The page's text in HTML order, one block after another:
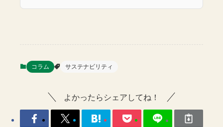
コラム サステナビリティ
よかったらシェアしてね！